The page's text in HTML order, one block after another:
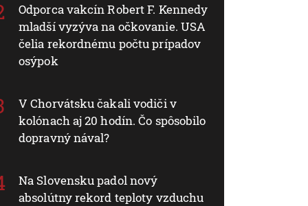
Odporca vakcín Robert F. Kennedy
mladší vyzýva na očkovanie. USA
čelia rekordnému počtu prípadov
osýpok
V Chorvátsku čakali vodiči v
kolónach aj 20 hodín. Čo spôsobilo
dopravný nával?
Na Slovensku padol nový
absolútny rekord teploty vzduchu